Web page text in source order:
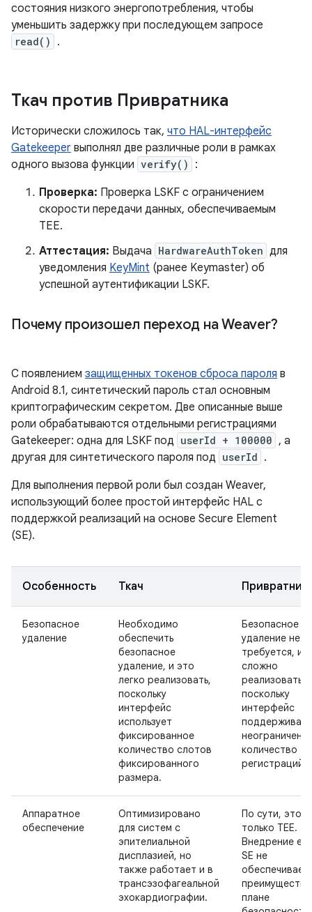
состояния низкого энергопотребления, чтобы
уменьшить задержку при последующем запросе
read() .
Ткач против Привратника
Исторически сложилось так, что HAL-интерфейс
Gatekeeper выполнял две различные роли в рамках
одного вызова функции verify()
:
Проверка: Проверка LSKF с ограничением
скорости передачи данных, обеспечиваемым
TEE.
Аттестация: Выдача HardwareAuthToken для
уведомления KeyMint (ранее Keymaster) об
успешной аутентификации LSKF.
Почему произошел переход на Weaver?
С появлением защищенных токенов сброса пароля в
Android 8.1, синтетический пароль стал основным
криптографическим секретом. Две описанные выше
роли обрабатываются отдельными регистрациями
Gatekeeper: одна для LSKF под userId + 100000 , а
другая для синтетического пароля под userId .
Для выполнения первой роли был создан Weaver,
использующий более простой интерфейс HAL с
поддержкой реализаций на основе Secure Element
(SE).
Особенность Ткач Привратник
Безопасное
удаление
Необходимо
обеспечить
безопасное
удаление, и это
легко реализовать,
поскольку
интерфейс
использует
фиксированное
количество слотов
фиксированного
размера.
Безопасное
удаление не
требуется, и
сложно
реализовать,
поскольку
интерфейс
поддерживает
количество
регистраций.
Аппаратное
обеспечение
Оптимизировано
для систем с
эпителиальной
дисплазией, но
также работает и в
трансэзофагеальной
эхокардиографии.
По сути, это
только TEE.
Внедрение
SE не
обеспечивает
преимуществ
плане